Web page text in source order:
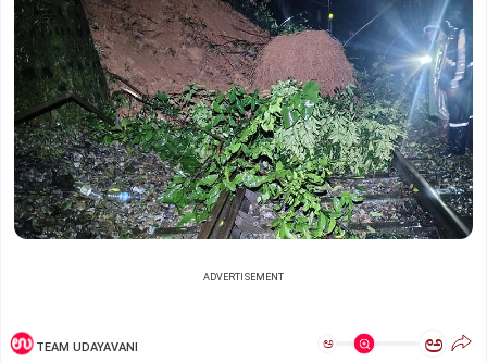
ADVERTISEMENT
TEAM UDAYAVANI ಅ ಅ